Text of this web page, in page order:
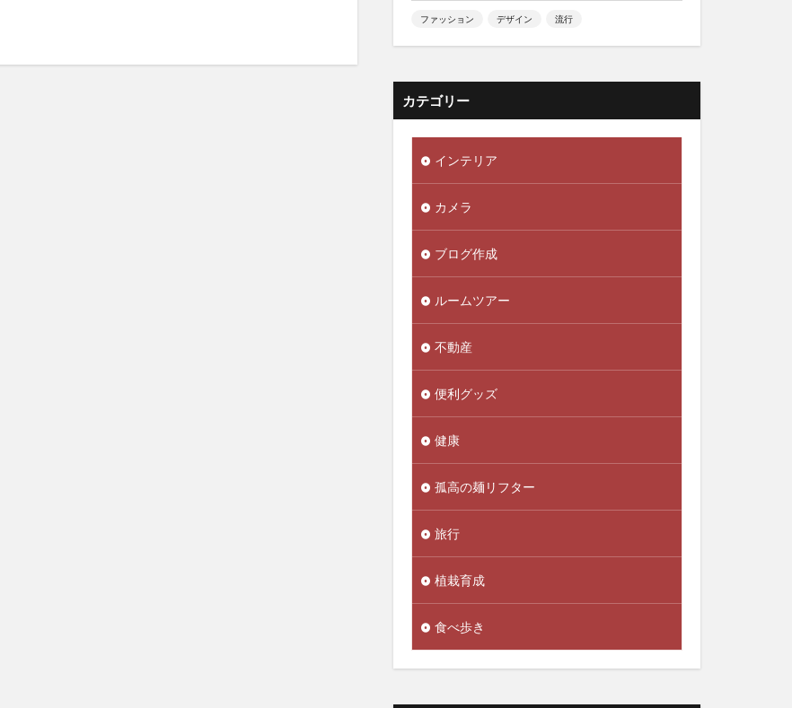
ファッション デザイン 流行
カテゴリー
インテリア
カメラ
ブログ作成
ルームツアー
不動産
便利グッズ
健康
孤高の麺リフター
旅行
植栽育成
食べ歩き